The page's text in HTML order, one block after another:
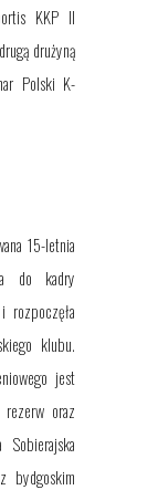
KKP II
drużyną
Polski K-
15-letnia
do kadry
rozpoczęła
klubu.
jest
oraz
bydgoskim